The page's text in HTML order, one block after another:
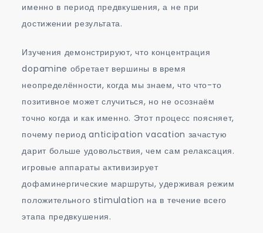
именно в период предвкушения, а не при
достижении результата.
Изучения демонстрируют, что концентрация
dopamine обретает вершины в время
неопределённости, когда мы знаем, что что-то
позитивное может случиться, но не осознаём
точно когда и как именно. Этот процесс поясняет,
почему период anticipation vacation зачастую
дарит больше удовольствия, чем сам релаксация.
игровые аппараты активизирует
дофаминергические маршруты, удерживая режим
положительного stimulation на в течение всего
этапа предвкушения.